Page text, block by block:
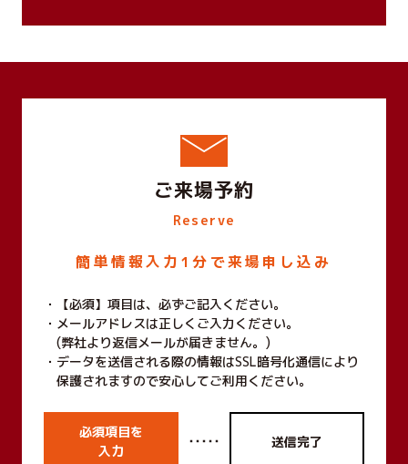
ご来場予約
Reserve
簡単情報入力1分で来場申し込み
【必須】項目は、必ずご記入ください。
メールアドレスは正しくご入力ください。
(弊社より返信メールが届きません。)
データを送信される際の情報はSSL暗号化通信により
保護されますので安心してご利用ください。
必須項目を
入力
・・・・・ 送信完了